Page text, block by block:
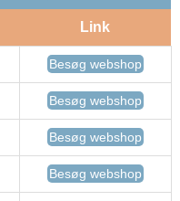
Link
Besøg webshop
Besøg webshop
Besøg webshop
Besøg webshop